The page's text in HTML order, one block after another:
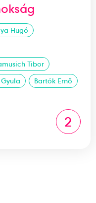
Hugó
Tibor
Bartók Ernő
2